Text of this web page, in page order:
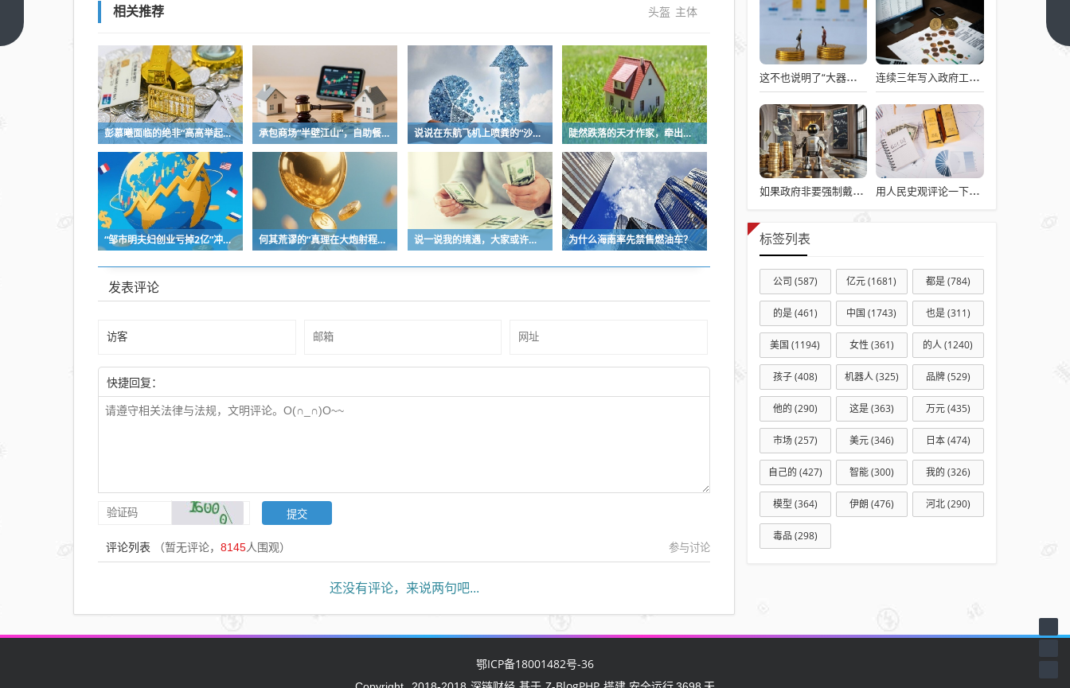
相关推荐 头盔 主体
彭慕曦面临的绝非“高高举起，轻轻放下” 承包商场“半壁江山”，自助餐为什么越开越多？ 说说在东航飞机上喷粪的“沙门世家” 陡然跌落的天才作家，牵出学界一个惊人的造假联盟
“邹市明夫妇创业亏掉2亿”冲上热搜！妻子冉莹颖自曝多个项目关停，不得不卖房偿债！ 何其荒谬的“真理在大炮射程之内” 说一说我的境遇，大家或许多少能对于长沙这座城的人事物有些体会 为什么海南率先禁售燃油车？
发表评论
快捷回复：
评论列表 （暂无评论， 8145人围观） 参与讨论
还没有评论，来说两句吧...
这不也说明了“大器晚成”是小概率事件吗？ 连续三年写入政府工作报告 低空经济蓄势起飞 11只产业链个股获融资客大幅加仓
如果政府非要强制戴头盔，就得先让电动自行车有个放头盔的地方 用人民史观评论一下澎湖海战
标签列表
公司 (587) 亿元(1681) 都是(784)
的是(461) 中国 (1743) 也是(311)
美国 (1194) 女性 (361) 的人(1240)
孩子(408) 机器人(325) 品牌(529)
他的 (290) 这是(363) 万元(435)
市场(257) 美元(346) 日本(474)
自己的 (427) 智能(300) 我的 (326)
模型 (364) 伊朗 (476) 河北(290)
毒品 (298)
鄂ICP备18001482号-36